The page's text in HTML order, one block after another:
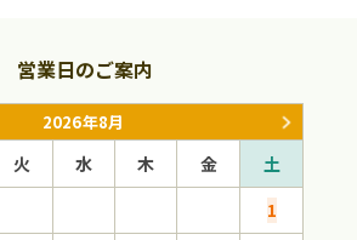
営業日のご案内
2026年8月
火 水 木 金
土
1